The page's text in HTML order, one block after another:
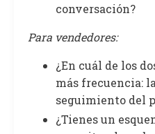
conversación?
Para vendedores:
¿En cuál de los
más frecuencia:
seguimiento del
¿Tienes un